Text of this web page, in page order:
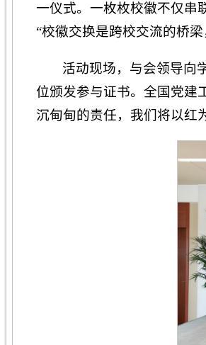
一仪式。一枚枚校徽不仅串
“校徽交换是跨校交流的桥
活动现场，与会领导向
位颁发参与证书。全国党建
沉甸甸的责任，我们将以红